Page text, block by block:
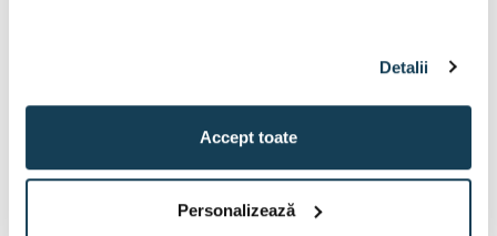
Detalii
Accept toate
Personalizează